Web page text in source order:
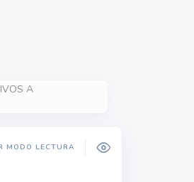
A
MODO LECTURA